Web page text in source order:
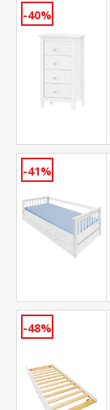
-40%
-41%
-48%